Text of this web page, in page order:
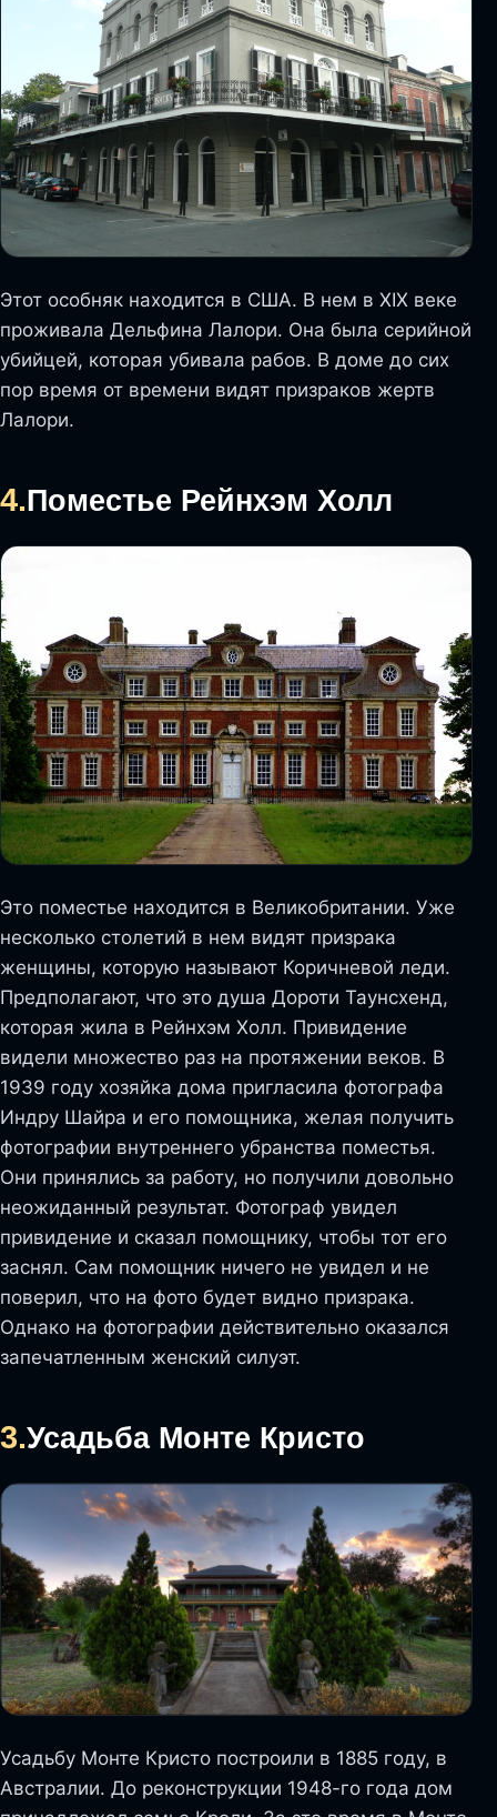
Этот особняк находится в США. В нем в XIX веке
проживала Дельфина Лалори. Она была серийной
убийцей, которая убивала рабов. В доме до сих
пор время от времени видят призраков жертв
Лалори.
4.Поместье Рейнхэм Холл
Это поместье находится в Великобритании. Уже
несколько столетий в нем видят призрака
женщины, которую называют Коричневой леди.
Предполагают, что это душа Дороти Таунсхенд,
которая жила в Рейнхэм Холл. Привидение
видели множество раз на протяжении веков. В
1939 году хозяйка дома пригласила фотографа
Индру Шайра и его помощника, желая получить
фотографии внутреннего убранства поместья.
Они принялись за работу, но получили довольно
неожиданный результат. Фотограф увидел
привидение и сказал помощнику, чтобы тот его
заснял. Сам помощник ничего не увидел и не
поверил, что на фото будет видно призрака.
Однако на фотографии действительно оказался
запечатленным женский силуэт.
3.Усадьба Монте Кристо
Усадьбу Монте Кристо построили в 1885 году, в
Австралии. До реконструкции 1948-го года дом